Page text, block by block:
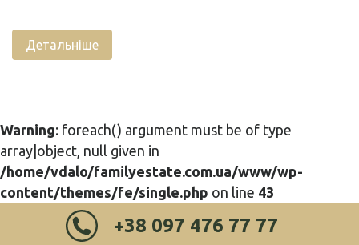
Детальніше
Warning: foreach() argument must be of type
array|object, null given in
/home/vdalo/familyestate.com.ua/www/wp-
content/themes/fe/single.php on line 43
+38 097 476 77 77